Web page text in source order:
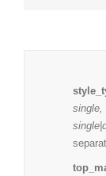
single,